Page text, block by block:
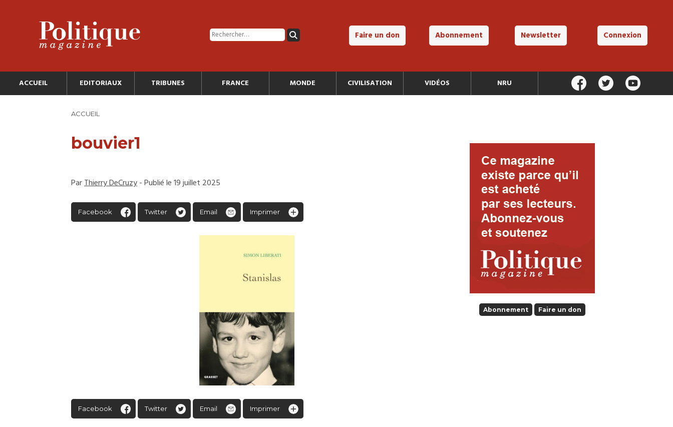
Faire un don Abonnement Newsletter Connexion
ACCUEIL EDITORIAUX TRIBUNES FRANCE MONDE CIVILISATION VIDÉOS NRU
ACCUEIL
bouvier1
ParThierry DeCruzy- Publié le 19 juillet 2025
Facebook Twitter Email Imprimer
Facebook Twitter Email Imprimer
Abonnement Faire un don